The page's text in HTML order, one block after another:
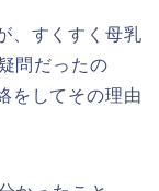
、すくすく母乳
問だったの
をしてその理由